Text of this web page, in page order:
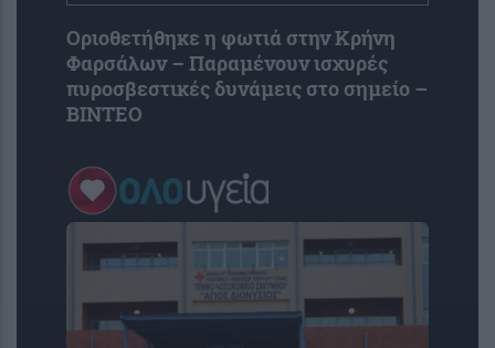
Οριοθετήθηκε η φωτιά στην Κρήνη
Φαρσάλων – Παραμένουν ισχυρές
πυροσβεστικές δυνάμεις στο σημείο –
ΒΙΝΤΕΟ